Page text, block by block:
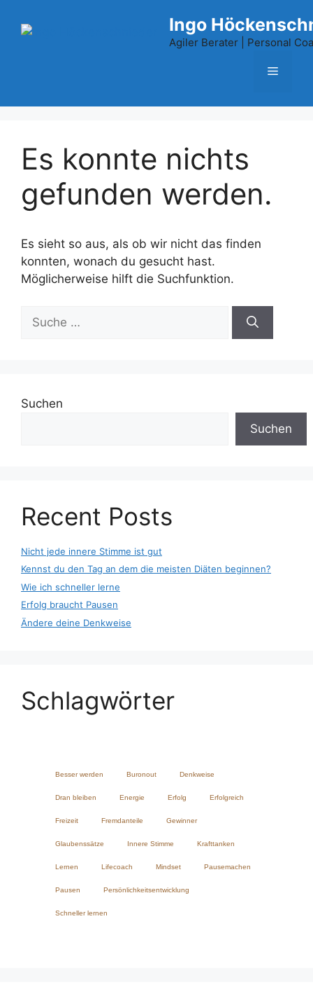
Inhalt
Ingo
Agiler Berater | Personal
Menü
Es konnte nichts
gefunden werden.
Es sieht so aus, als ob wir nicht das finden
konnten, wonach du gesucht hast.
Möglicherweise hilft die Suchfunktion.
nach:
Suchen
Suchen
Recent Posts
Nicht jede innere Stimme ist gut
Kennst du den Tag an dem die meisten Diäten beginnen?
Wie ich schneller lerne
Erfolg braucht Pausen
Ändere deine Denkweise
Schlagwörter
Besser werden Buronout Denkweise
Dran bleiben Energie Erfolg Erfolgreich
Freizeit Fremdanteile Gewinner
Glaubenssätze Innere Stimme Krafttanken
Lernen Lifecoach Mindset Pausemachen
Pausen Persönlichkeitsentwicklung
Schneller lernen